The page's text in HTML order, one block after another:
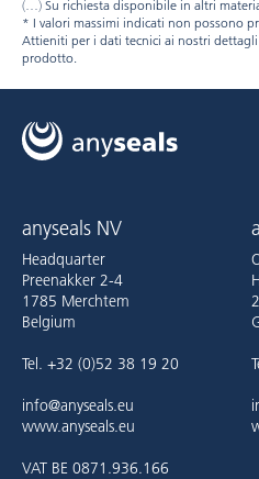
Su richiesta disponibile in altri
* I valori massimi indicati non possono
Attieniti per i dati tecnici ai nostri
prodotto.
anyseals NV
Headquarter
Preenakker 2-4
1785 Merchtem
Belgium
Tel. +32 (0)52 38 19 20
info@anyseals.eu
www.anyseals.eu
VAT BE 0871.936.166